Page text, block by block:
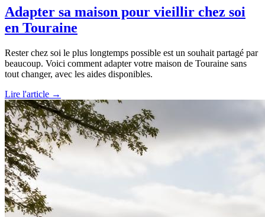
Adapter sa maison pour vieillir chez soi
en Touraine
Rester chez soi le plus longtemps possible est un souhait partagé par
beaucoup. Voici comment adapter votre maison de Touraine sans
tout changer, avec les aides disponibles.
Lire l'article →